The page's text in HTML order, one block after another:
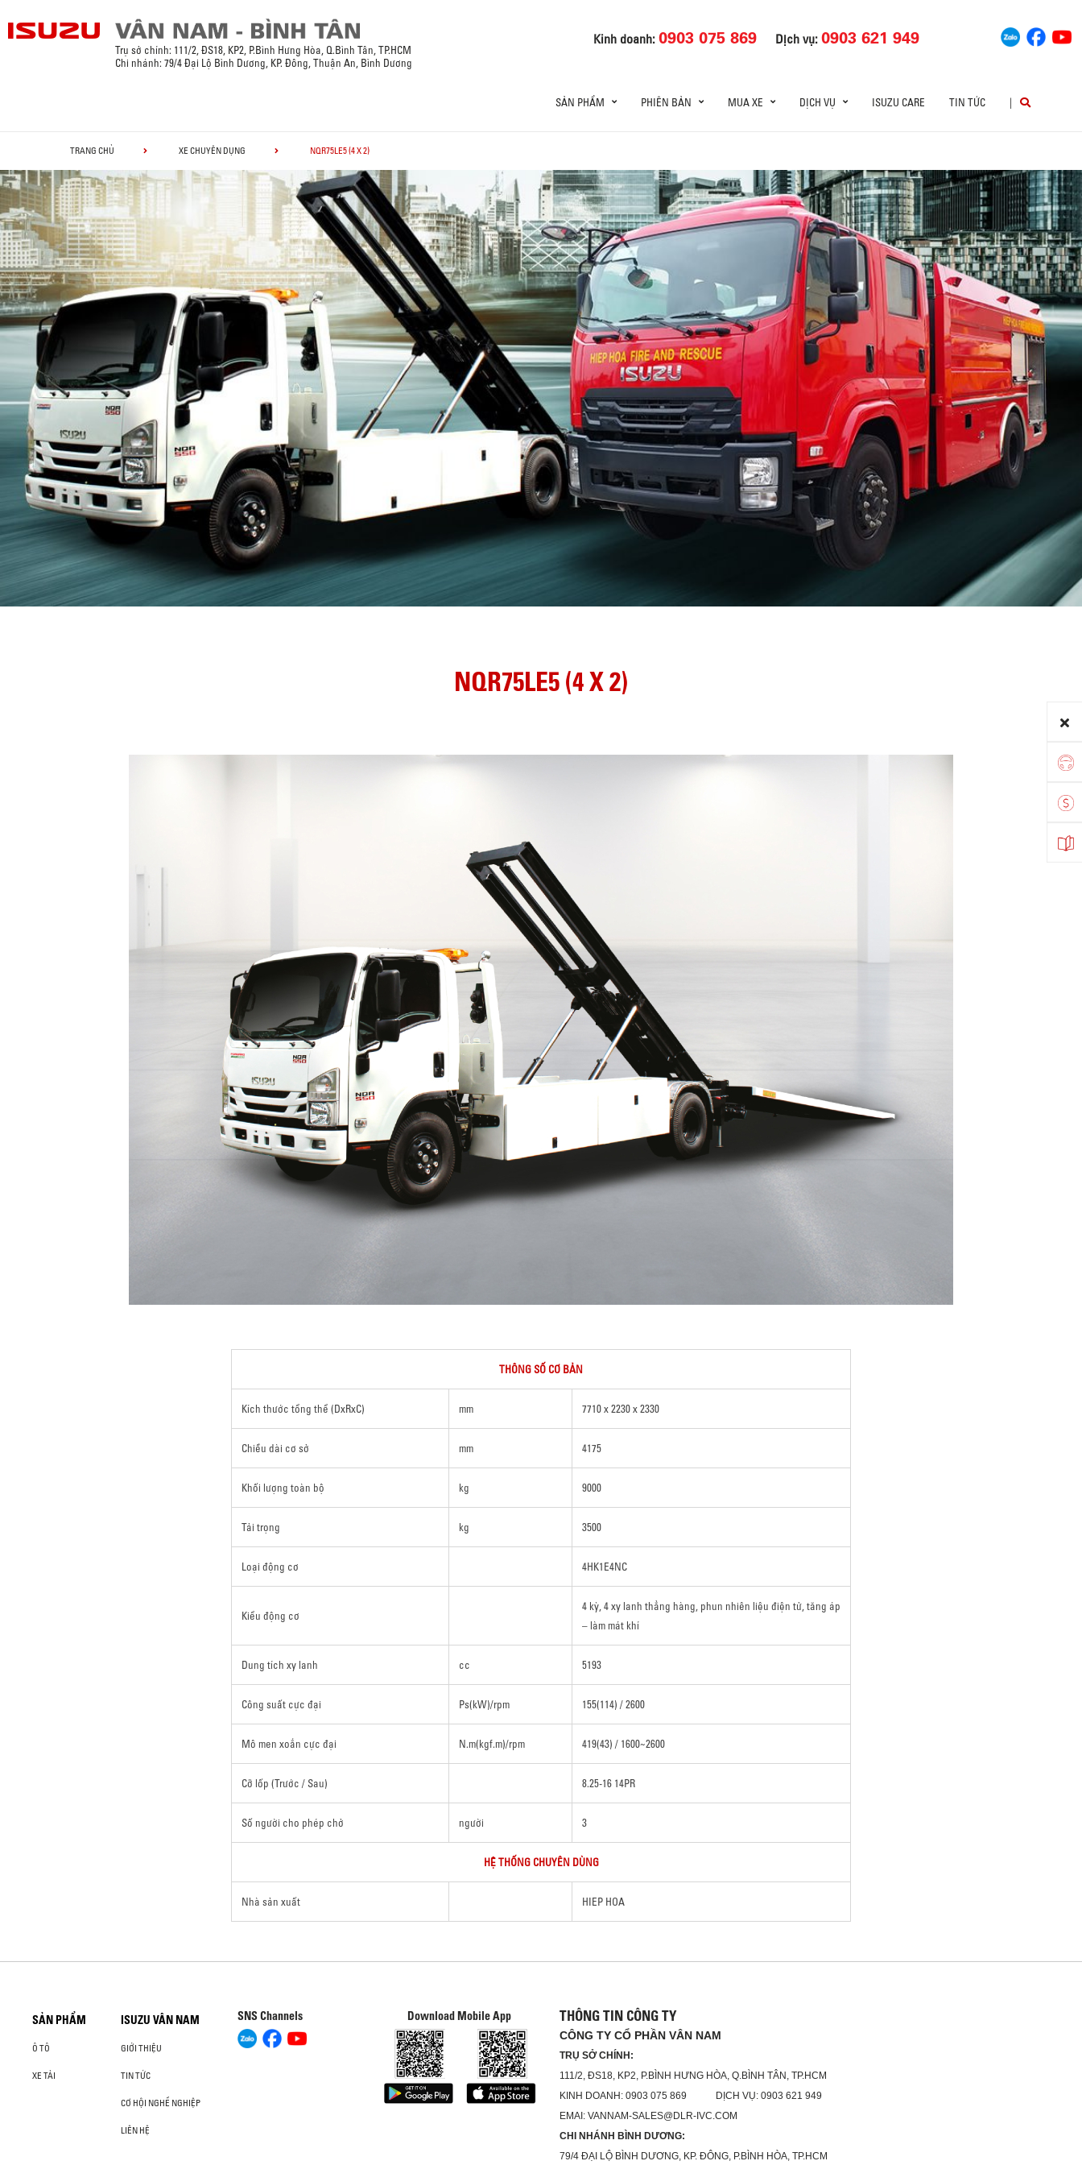
Kinh doanh:0903 075 869 Dịch vụ:0903 621 949
Trụ sở chính: 111/2, ĐS18, KP2, P.Bình Hưng Hòa, Q.Bình Tân, TP.HCM
Chi nhánh: 79/4 Đại Lộ Bình Dương, KP. Đông, Thuận An, Bình Dương
SẢN PHẨM PHIÊN BẢN MUA XE DỊCH VỤ ISUZU CARE TIN TỨC |
TRANG CHỦ XE CHUYÊN DỤNG NQR75LE5 (4 X 2)
NQR75LE5 (4 X 2)
THÔNG SỐ CƠ BẢN
Kích thước tổng thể (DxRxC) mm 7710 x 2230 x 2330
Chiều dài cơ sở mm 4175
Khối lượng toàn bộ kg 9000
Tải trọng kg 3500
Loại động cơ 4HK1E4NC
Kiểu động cơ
4 kỳ, 4 xy lanh thẳng hàng, phun nhiên liệu điện tử, tăng áp
– làm mát khí
Dung tích xy lanh cc 5193
Công suất cực đại Ps(kW)/rpm 155(114) / 2600
Mô men xoắn cực đại N.m(kgf.m)/rpm 419(43) / 1600~2600
Cỡ lốp (Trước / Sau) 8.25-16 14PR
Số người cho phép chở người 3
HỆ THỐNG CHUYÊN DÙNG
Nhà sản xuất HIEP HOA
SẢN PHẨM
Ô TÔ
XE TẢI
ISUZU VÂN NAM
GIỚI THIỆU
TIN TỨC
CƠ HỘI NGHỀ NGHIỆP
LIÊN HỆ
SNS Channels Download Mobile App THÔNG TIN CÔNG TY
CÔNG TY CỔ PHẦN VÂN NAM
TRỤ SỞ CHÍNH:
111/2, ĐS18, KP2, P.BÌNH HƯNG HÒA, Q.BÌNH TÂN, TP.HCM
KINH DOANH: 0903 075 869 DỊCH VỤ: 0903 621 949
EMAI: VANNAM-SALES@DLR-IVC.COM
CHI NHÁNH BÌNH DƯƠNG:
79/4 ĐẠI LỘ BÌNH DƯƠNG, KP. ĐÔNG, P.BÌNH HÒA, TP.HCM